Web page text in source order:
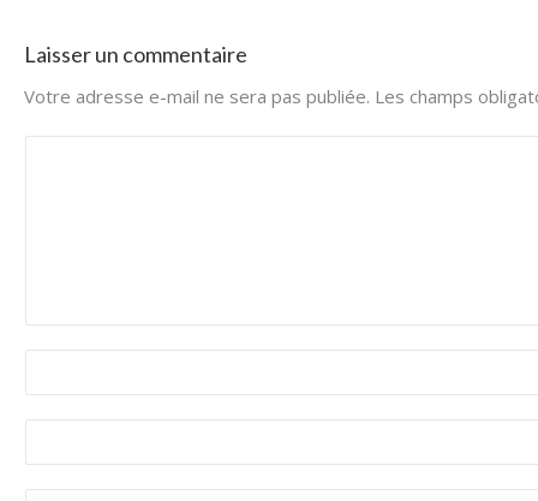
Laisser un commentaire
Votre adresse e-mail ne sera pas publiée. Les champs